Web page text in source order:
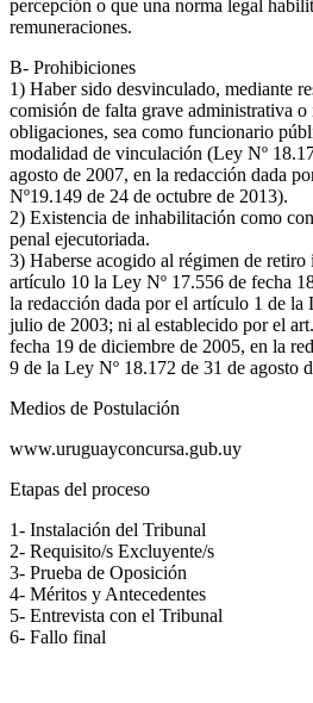
percepción o que una norma legal
remuneraciones.
B- Prohibiciones
1) Haber sido desvinculado, mediante
comisión de falta grave administrativa
obligaciones, sea como funcionario
modalidad de vinculación (Ley Nº
agosto de 2007, en la redacción dada
Nº19.149 de 24 de octubre de 2013).
2) Existencia de inhabilitación como
penal ejecutoriada.
3) Haberse acogido al régimen de
artículo 10 la Ley Nº 17.556 de fecha
la redacción dada por el artículo 1 de la
julio de 2003; ni al establecido por el
fecha 19 de diciembre de 2005, en la
9 de la Ley Nº 18.172 de 31 de agosto
Medios de Postulación
www.uruguayconcursa.gub.uy
Etapas del proceso
1- Instalación del Tribunal
2- Requisito/s Excluyente/s
3- Prueba de Oposición
4- Méritos y Antecedentes
5- Entrevista con el Tribunal
6- Fallo final